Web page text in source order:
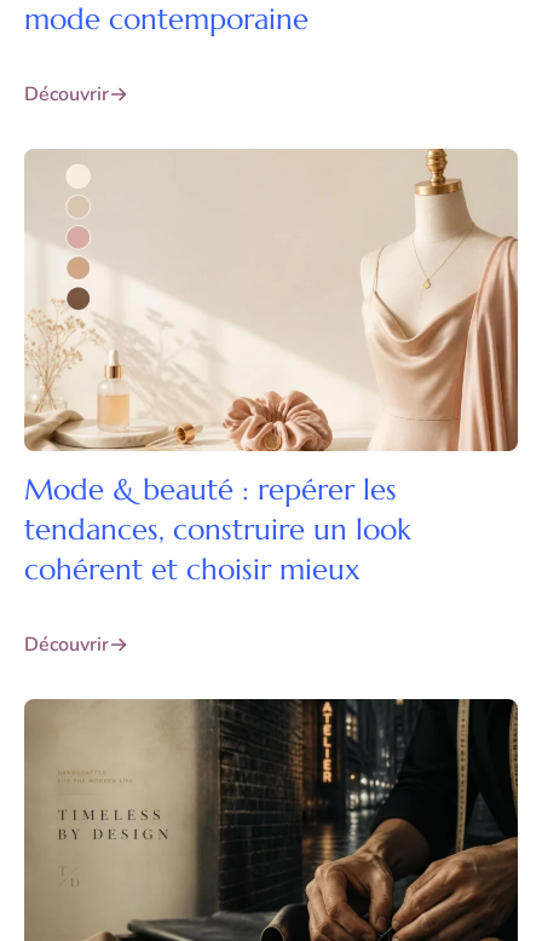
mode contemporaine
Découvrir
Mode & beauté : repérer les
tendances, construire un look
cohérent et choisir mieux
Découvrir